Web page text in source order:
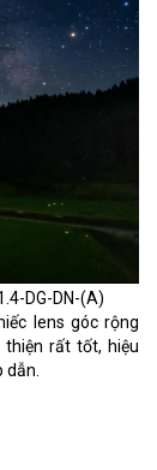
lens góc rộng
rất tốt, hiệu